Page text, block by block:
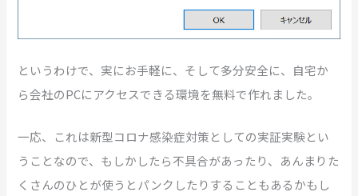
というわけで、実にお手軽に、そして多分安全に、自宅か
ら会社のPCにアクセスできる環境を無料で作れました。
一応、これは新型コロナ感染症対策としての実証実験とい
うことなので、もしかしたら不具合があったり、あんまりた
くさんのひとが使うとパンクしたりすることもあるかもし